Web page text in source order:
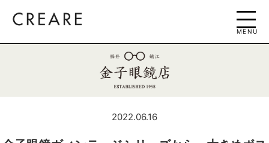
MENU
2022.06.16